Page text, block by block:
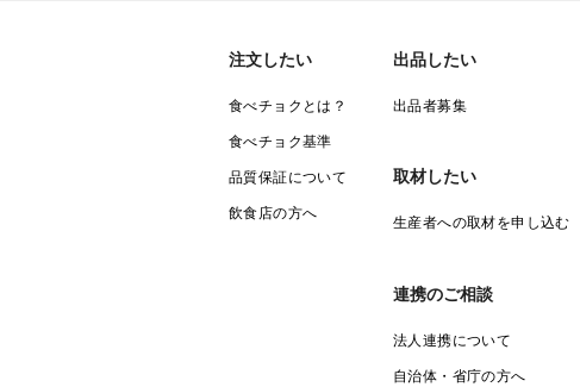
注文したい
食べチョクとは？
食べチョク基準
品質保証について
飲食店の方へ
出品したい
出品者募集
取材したい
生産者への取材を申し込む
連携のご相談
法人連携について
自治体・省庁の方へ